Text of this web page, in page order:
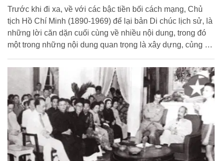
Trước khi đi xa, về với các bậc tiền bối cách mạng, Chủ
tịch Hồ Chí Minh (1890-1969) để lại bản Di chúc lịch sử, là
những lời căn dặn cuối cùng về nhiều nội dung, trong đó
một trong những nội dung quan trọng là xây dựng, củng cố